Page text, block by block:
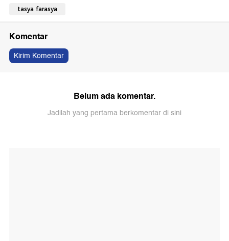
tasya farasya
Komentar
Kirim Komentar
Belum ada komentar.
Jadilah yang pertama berkomentar di sini